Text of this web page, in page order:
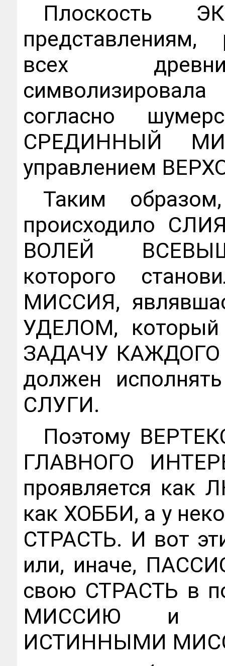
Плоскость
всех
согласно
СРЕДИННЫЙ
управлением
Таким
происходило
ВОЛЕЙ
которого
МИССИЯ,
УДЕЛОМ,
ЗАДАЧУ КАЖДОГО
должен
СЛУГИ.
Поэтому
ГЛАВНОГО
проявляется как
как ХОББИ, а у
СТРАСТЬ. И вот
или, иначе,
свою СТРАСТЬ в
МИССИЮ и
ИСТИННЫМИ